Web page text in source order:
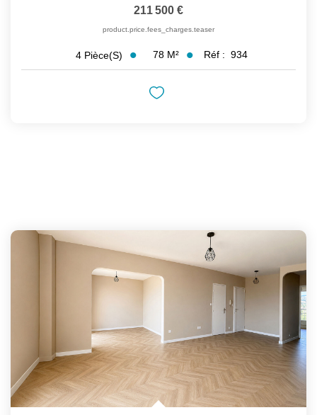
211 500 €
product.price.fees_charges.teaser
4 Pièce(s) 78 M² Réf : 934